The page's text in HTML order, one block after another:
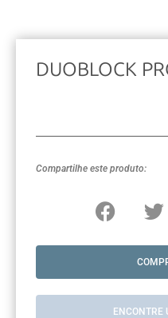
DUOBLOCK
Compartilhe este produto:
ENCONTRE